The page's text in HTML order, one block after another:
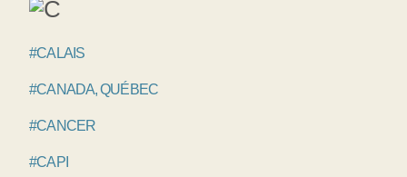
#CALAIS
#CANADA, QUÉBEC
#CANCER
#CAPI